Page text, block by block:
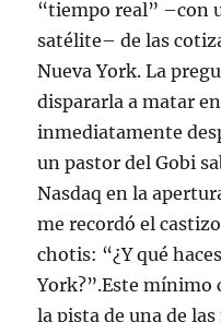
“tiempo real” –con
satélite– de las
Nueva York. La
dispararla a matar
inmediatamente
un pastor del Gobi
Nasdaq en la
me recordó el
chotis: “¿Y qué
York?”.Este mínimo
la pista de una de